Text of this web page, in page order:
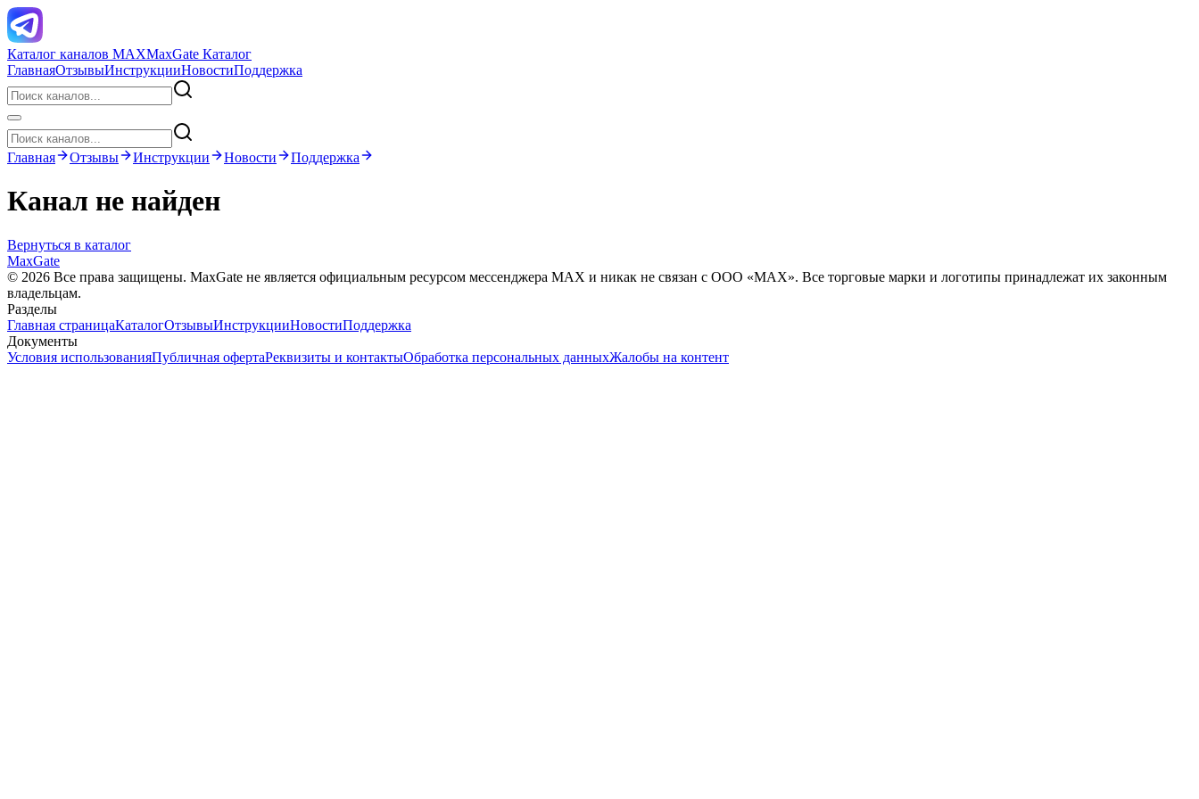
Каталог каналов MAXMaxGate Каталог
ГлавнаяОтзывыИнструкцииНовостиПоддержка
Главная Отзывы Инструкции Новости Поддержка
Канал не найден
Вернуться в каталог
MaxGate
© 2026 Все права защищены. MaxGate не является официальным ресурсом мессенджера MAX и никак не связан с ООО «МАХ». Все торговые марки и логотипы принадлежат их законным
владельцам.
Разделы
Главная страницаКаталогОтзывыИнструкцииНовостиПоддержка
Документы
Условия использованияПубличная офертаРеквизиты и контактыОбработка персональных данныхЖалобы на контент